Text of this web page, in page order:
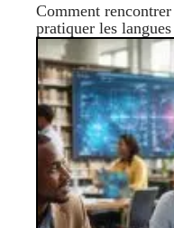
Comment
pratiquer les